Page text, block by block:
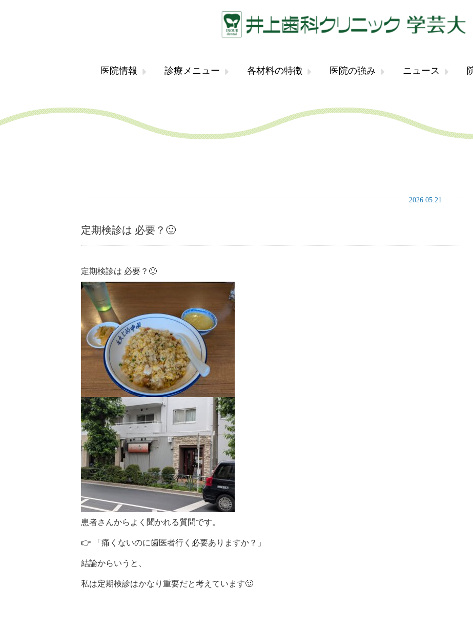
医院情報 診療メニュー 各材料の特徴 医院の強み ニュース
2026.05.21
定期検診は 必要？🙂
定期検診は 必要？🙂
患者さんからよく聞かれる質問です。
👉 「痛くないのに歯医者行く必要ありますか？」
結論からいうと、
私は定期検診はかなり重要だと考えています🙂